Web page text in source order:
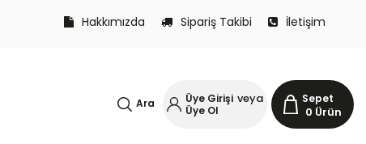
Hakkımızda Sipariş Takibi İletişim
Sepet
0 Ürün
Üye Girişi veya
Üye Ol
Ara